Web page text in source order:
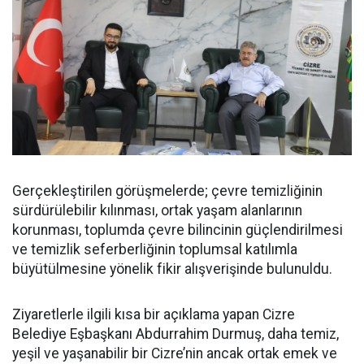
Gerçekleştirilen görüşmelerde; çevre temizliğinin
sürdürülebilir kılınması, ortak yaşam alanlarının
korunması, toplumda çevre bilincinin güçlendirilmesi
ve temizlik seferberliğinin toplumsal katılımla
büyütülmesine yönelik fikir alışverişinde bulunuldu.
Ziyaretlerle ilgili kısa bir açıklama yapan Cizre
Belediye Eşbaşkanı Abdurrahim Durmuş, daha temiz,
yeşil ve yaşanabilir bir Cizre’nin ancak ortak emek ve